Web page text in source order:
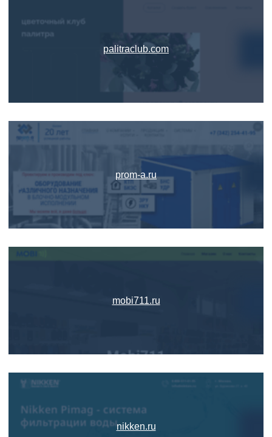
palitraclub.com
prom-a.ru
mobi711.ru
nikken.ru